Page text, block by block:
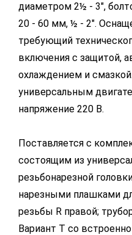
диаметром 2½ - 3",
20 - 60 мм, ½ - 2".
требующий
включения с защитой,
охлаждением и
универсальным
напряжение 220 В.
Поставляется с
состоящим из
резьбонарезной
нарезными плашками
резьбы R правой;
Вариант Т со